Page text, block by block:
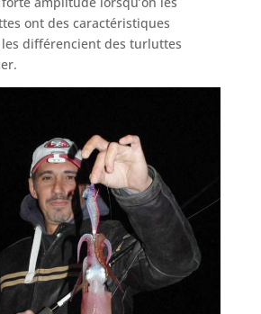
ont des caractéristiques
différencient des turluttes